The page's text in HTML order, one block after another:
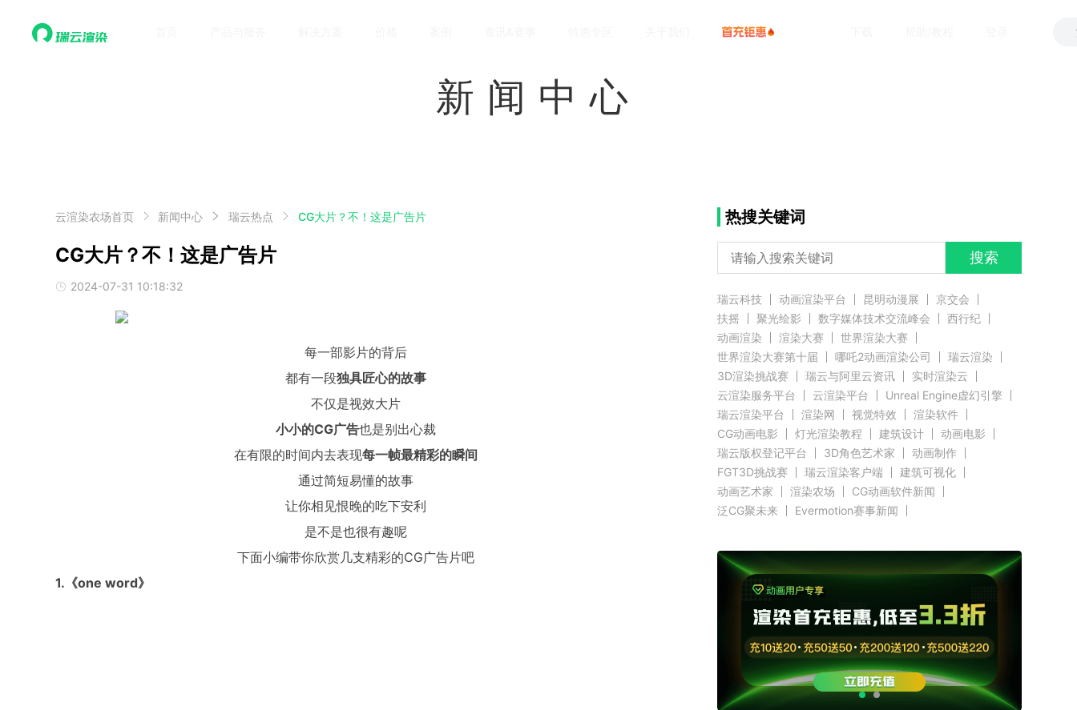
新闻中心
云渲染农场首页 新闻中心 瑞云热点 CG大片？不！这是广告片
CG大片？不！这是广告片
2024-07-31 10:18:32
每一部影片的背后
都有一段独具匠心的故事
不仅是视效大片
小小的CG广告也是别出心裁
在有限的时间内去表现每一帧最精彩的瞬间
通过简短易懂的故事
让你相见恨晚的吃下安利
是不是也很有趣呢
下面小编带你欣赏几支精彩的CG广告片吧
1.《one word》
热搜关键词
搜索
瑞云科技 动画渲染平台 昆明动漫展
京交会
扶摇
聚光绘影 数字媒体技术交流峰会
西行纪
动画渲染
渲染大赛
世界渲染大赛
世界渲染大赛第十届
哪吒2动画渲染公司
瑞云渲染
3D渲染挑战赛
瑞云与阿里云资讯
实时渲染云
云渲染服务平台
云渲染平台
Unreal Engine虚幻引擎
瑞云渲染平台
渲染网 视觉特效
渲染软件
CG动画电影
灯光渲染教程 建筑设计
动画电影
瑞云版权登记平台
3D角色艺术家
动画制作
FGT3D挑战赛
瑞云渲染客户端
建筑可视化
动画艺术家
渲染农场
CG动画软件新闻
泛CG聚未来
Evermotion赛事新闻
渲染客户端快讯
C4D新闻
Autodesk新闻
好莱坞影视云渲染
Renderbus新闻
CG渲染新闻
Siggraph新闻
GPU渲染
CPU渲染 Redshift新闻
3ds Max新闻
瑞云科技
瑞云大事件 原力动画
CG英雄会
三维渲染
效果图设计大赛
效果图大赛
瑞云 ZBrush新闻
Cinema 4D资讯
V-Ray新闻
渲染插件 Maya新闻 教育优惠
赤道
北京电影学院
无偏差渲染
云栖大会